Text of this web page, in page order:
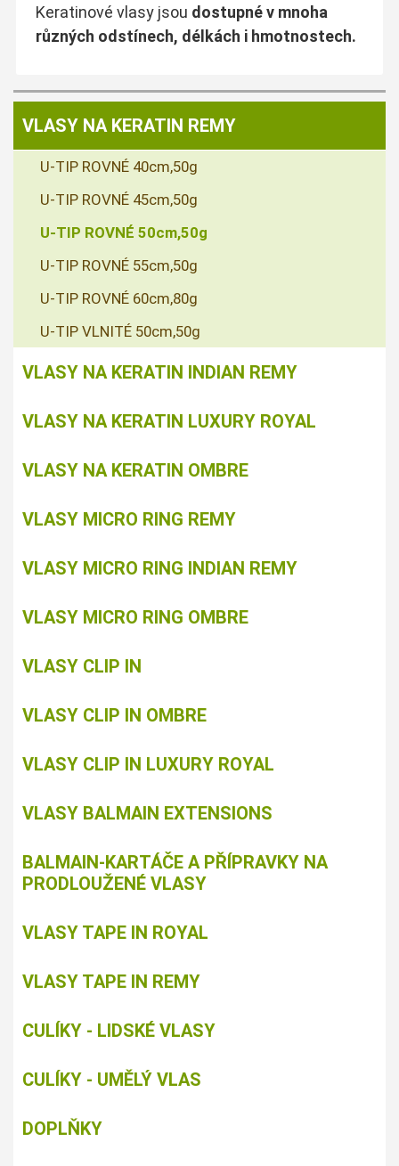
Keratinové vlasy jsou dostupné v mnoha
různých odstínech, délkách i hmotnostech.
VLASY NA KERATIN REMY
U-TIP ROVNÉ 40cm,50g
U-TIP ROVNÉ 45cm,50g
U-TIP ROVNÉ 50cm,50g
U-TIP ROVNÉ 55cm,50g
U-TIP ROVNÉ 60cm,80g
U-TIP VLNITÉ 50cm,50g
VLASY NA KERATIN INDIAN REMY
VLASY NA KERATIN LUXURY ROYAL
VLASY NA KERATIN OMBRE
VLASY MICRO RING REMY
VLASY MICRO RING INDIAN REMY
VLASY MICRO RING OMBRE
VLASY CLIP IN
VLASY CLIP IN OMBRE
VLASY CLIP IN LUXURY ROYAL
VLASY BALMAIN EXTENSIONS
BALMAIN-KARTÁČE A PŘÍPRAVKY NA
PRODLOUŽENÉ VLASY
VLASY TAPE IN ROYAL
VLASY TAPE IN REMY
CULÍKY - LIDSKÉ VLASY
CULÍKY - UMĚLÝ VLAS
DOPLŇKY